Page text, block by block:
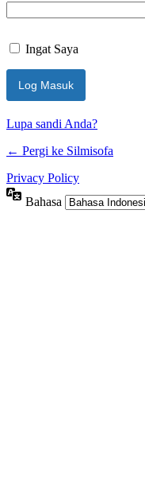
Ingat Saya
Lupa sandi Anda?
← Pergi ke Silmisofa
Privacy Policy
Bahasa